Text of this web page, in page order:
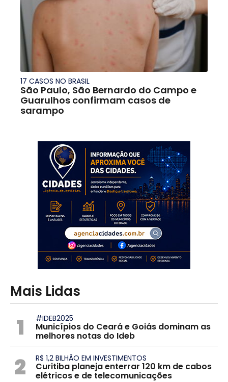
17 CASOS NO BRASIL
São Paulo, São Bernardo do Campo e
Guarulhos confirmam casos de
sarampo
Mais Lidas
1 #IDEB2025
Municípios do Ceará e Goiás dominam as
melhores notas do Ideb
2 R$ 1,2 BILHÃO EM INVESTIMENTOS
Curitiba planeja enterrar 120 km de cabos
elétricos e de telecomunicações